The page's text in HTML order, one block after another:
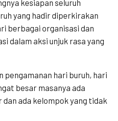
kesiapan seluruh
yang hadir diperkirakan
berbagai organisasi dan
dalam aksi unjuk rasa yang
pengamanan hari buruh, hari
besar masanya ada
ada kelompok yang tidak